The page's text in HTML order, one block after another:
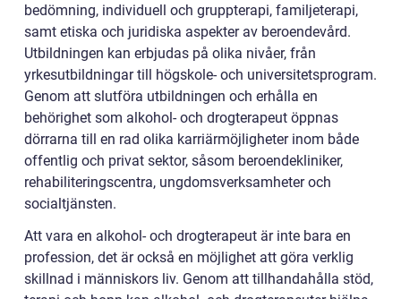
bedömning, individuell och gruppterapi, familjeterapi,
samt etiska och juridiska aspekter av beroendevård.
Utbildningen kan erbjudas på olika nivåer, från
yrkesutbildningar till högskole- och universitetsprogram.
Genom att slutföra utbildningen och erhålla en
behörighet som alkohol- och drogterapeut öppnas
dörrarna till en rad olika karriärmöjligheter inom både
offentlig och privat sektor, såsom beroendekliniker,
rehabiliteringscentra, ungdomsverksamheter och
socialtjänsten.
Att vara en alkohol- och drogterapeut är inte bara en
profession, det är också en möjlighet att göra verklig
skillnad i människors liv. Genom att tillhandahålla stöd,